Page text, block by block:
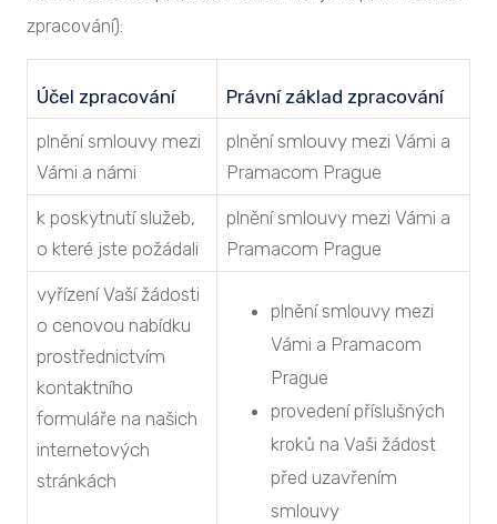
zpracování):
Účel zpracování
Právní základ zpracování
plnění smlouvy mezi
Vámi a námi
plnění smlouvy mezi Vámi a
Pramacom Prague
k poskytnutí služeb,
o které jste požádali
plnění smlouvy mezi Vámi a
Pramacom Prague
vyřízení Vaší žádosti
o cenovou nabídku
prostřednictvím
kontaktního
formuláře na našich
internetových
stránkách
plnění smlouvy mezi
Vámi a Pramacom
Prague
provedení příslušných
kroků na Vaši žádost
před uzavřením
smlouvy